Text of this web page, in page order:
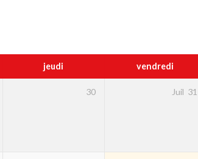
jeudi vendredi
30 Juil 31